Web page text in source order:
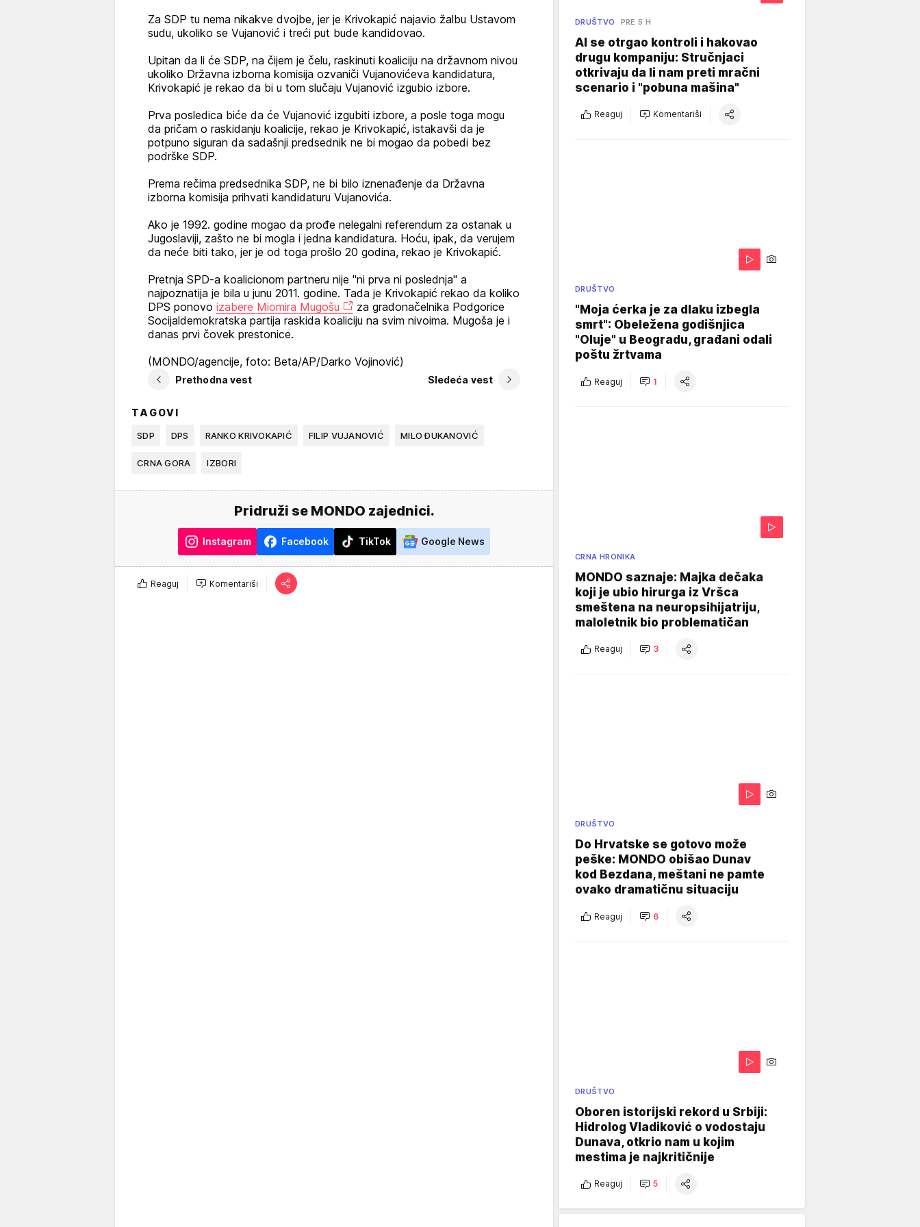
Za SDP tu nema nikakve dvojbe, jer je Krivokapić najavio žalbu Ustavom
sudu, ukoliko se Vujanović i treći put bude kandidovao.
Upitan da li će SDP, na čijem je čelu, raskinuti koaliciju na državnom nivou
ukoliko Državna izborna komisija ozvaniči Vujanovićeva kandidatura,
Krivokapić je rekao da bi u tom slučaju Vujanović izgubio izbore.
Prva posledica biće da će Vujanović izgubiti izbore, a posle toga mogu
da pričam o raskidanju koalicije, rekao je Krivokapić, istakavši da je
potpuno siguran da sadašnji predsednik ne bi mogao da pobedi bez
podrške SDP.
Prema rečima predsednika SDP, ne bi bilo iznenađenje da Državna
izborna komisija prihvati kandidaturu Vujanovića.
Ako je 1992. godine mogao da prođe nelegalni referendum za ostanak u
Jugoslaviji, zašto ne bi mogla i jedna kandidatura. Hoću, ipak, da verujem
da neće biti tako, jer je od toga prošlo 20 godina, rekao je Krivokapić.
Pretnja SPD-a koalicionom partneru nije "ni prva ni poslednja" a
najpoznatija je bila u junu 2011. godine. Tada je Krivokapić rekao da koliko
DPS ponovo izabere Miomira Mugošu
za gradonačelnika Podgorice
Socijaldemokratska partija raskida koaliciju na svim nivoima. Mugoša je i
danas prvi čovek prestonice.
(MONDO/agencije, foto: Beta/AP/Darko Vojinović)
Prethodna vest Sledeća vest
TAGOVI
SDP DPS RANKO KRIVOKAPIĆ FILIP VUJANOVIĆ MILO ĐUKANOVIĆ
CRNA GORA IZBORI
Pridruži se MONDO zajednici.
Instagram Facebook TikTok Google News
Reaguj Komentariši
DRUŠTVO PRE 5 H
AI se otrgao kontroli i hakovao
drugu kompaniju: Stručnjaci
otkrivaju da li nam preti mračni
scenario i "pobuna mašina"
Reaguj Komentariši
DRUŠTVO
"Moja ćerka je za dlaku izbegla
smrt": Obeležena godišnjica
"Oluje" u Beogradu, građani odali
poštu žrtvama
Reaguj 1
CRNA HRONIKA
MONDO saznaje: Majka dečaka
koji je ubio hirurga iz Vršca
smeštena na neuropsihijatriju,
maloletnik bio problematičan
Reaguj 3
DRUŠTVO
Do Hrvatske se gotovo može
peške: MONDO obišao Dunav
kod Bezdana, meštani ne pamte
ovako dramatičnu situaciju
Reaguj 6
DRUŠTVO
Oboren istorijski rekord u Srbiji:
Hidrolog Vladiković o vodostaju
Dunava, otkrio nam u kojim
mestima je najkritičnije
Reaguj 5